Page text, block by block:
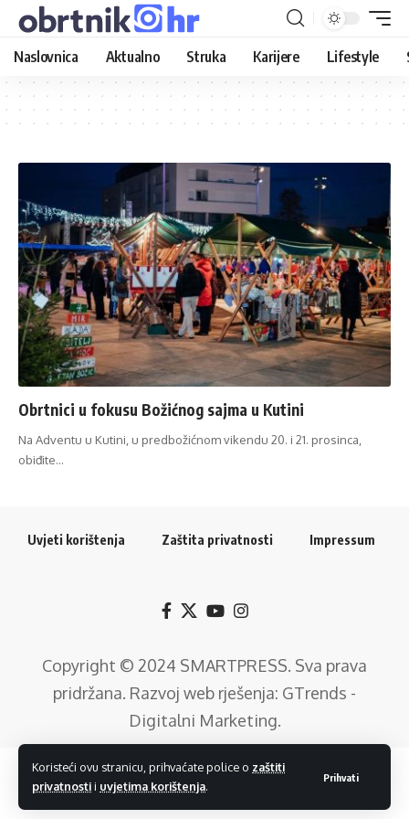
Koristeći ovu stranicu, prihvaćate police o zaštiti
privatnostii uvjetima korištenja.
Prihvati
Naslovnica Aktualno Struka Karijere Lifestyle
Obrtnici u fokusu Božićnog sajma u Kutini
Na Adventu u Kutini, u predbožićnom vikendu 20. i 21. prosinca,
obiđite…
Uvjeti korištenja Zaštita privatnosti Impressum
Copyright © 2024 SMARTPRESS. Sva prava
pridržana. Razvoj web rješenja: GTrends -
Digitalni Marketing.